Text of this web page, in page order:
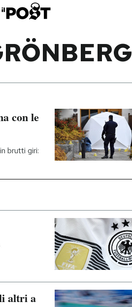
con le
brutti giri:
altri a